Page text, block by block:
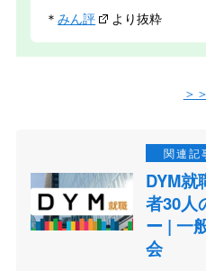
＊みん評 より抜粋
＞
DYM就
者30人
ー | 一
会